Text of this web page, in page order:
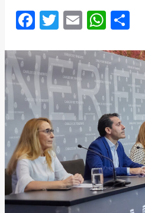
Facebook
Twitter
Email